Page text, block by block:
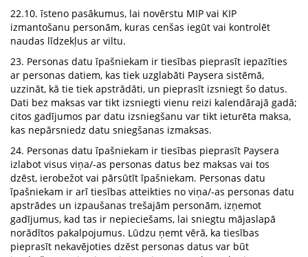
22.10. īsteno pasākumus, lai novērstu MIP vai KIP
izmantošanu personām, kuras cenšas iegūt vai kontrolēt
naudas līdzekļus ar viltu.
23. Personas datu īpašniekam ir tiesības pieprasīt iepazīties
ar personas datiem, kas tiek uzglabāti Paysera sistēmā,
uzzināt, kā tie tiek apstrādāti, un pieprasīt izsniegt šo datus.
Dati bez maksas var tikt izsniegti vienu reizi kalendārajā gadā;
citos gadījumos par datu izsniegšanu var tikt ieturēta maksa,
kas nepārsniedz datu sniegšanas izmaksas.
24. Personas datu īpašniekam ir tiesības pieprasīt Paysera
izlabot visus viņa/-as personas datus bez maksas vai tos
dzēst, ierobežot vai pārsūtīt īpašniekam. Personas datu
īpašniekam ir arī tiesības atteikties no viņa/-as personas datu
apstrādes un izpaušanas trešajām personām, izņemot
gadījumus, kad tas ir nepieciešams, lai sniegtu mājaslapā
norādītos pakalpojumus. Lūdzu ņemt vērā, ka tiesības
pieprasīt nekavējoties dzēst personas datus var būt